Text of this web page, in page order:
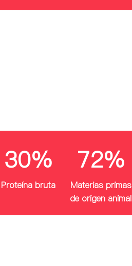
30%
Proteína bruta
72%
Materias primas
de origen animal